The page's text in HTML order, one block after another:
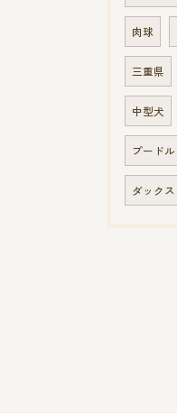
肉球
三重県
中型犬
プードル
ダックス